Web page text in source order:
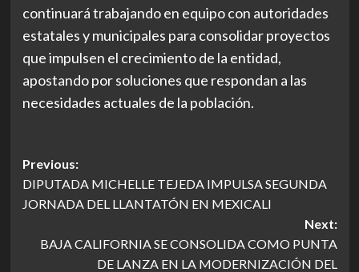
continuará trabajando en equipo con autoridades
estatales y municipales para consolidar proyectos
que impulsen el crecimiento de la entidad,
apostando por soluciones que respondan a las
necesidades actuales de la población.
Post
navigation
Previous:
DIPUTADA MICHELLE TEJEDA IMPULSA SEGUNDA
JORNADA DEL LLANTATÓN EN MEXICALI
Next:
BAJA CALIFORNIA SE CONSOLIDA COMO PUNTA
DE LANZA EN LA MODERNIZACIÓN DEL